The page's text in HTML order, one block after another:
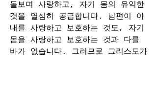
돌보며 사랑하고, 자기 몸의 유익한
것을 열심히 공급합니다. 남편이 아
내를 사랑하고 보호하는 것도, 자기
몸을 사랑하고 보호하는 것과 다를
바가 없습니다. 그러므로 그리스도가